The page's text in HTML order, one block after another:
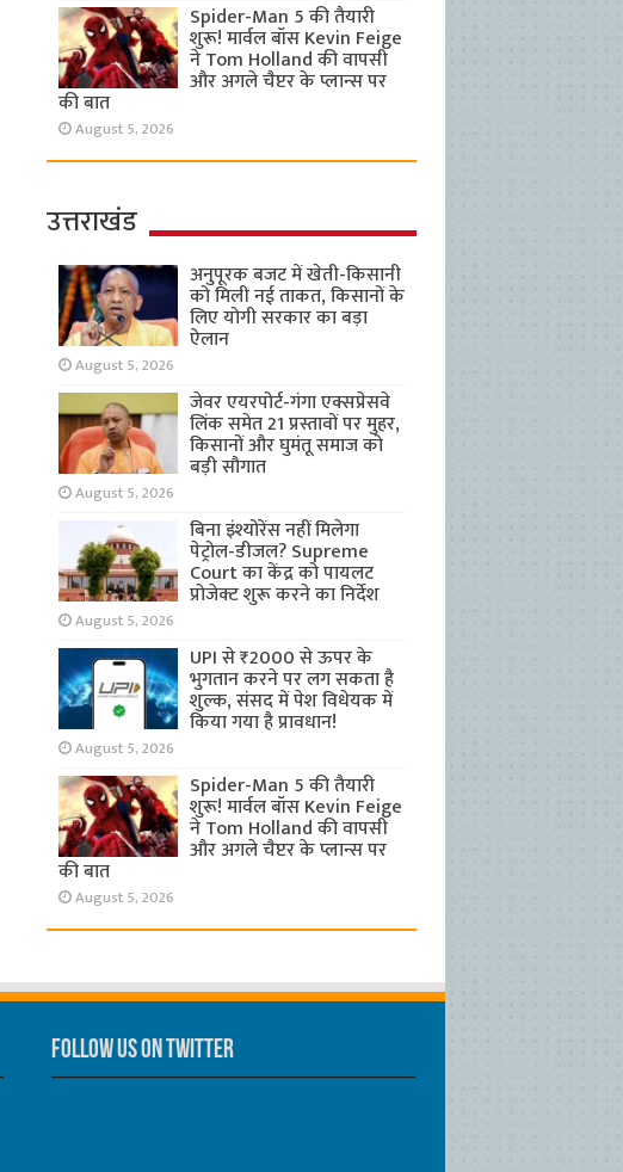
Spider-Man 5 की तैयारी
शुरू! मार्वल बॉस Kevin Feige
ने Tom Holland की वापसी
और अगले चैप्टर के प्लान्स पर
की बात
August 5, 2026
उत्तराखंड
अनुपूरक बजट में खेती-किसानी
को मिली नई ताकत, किसानों के
लिए योगी सरकार का बड़ा
ऐलान
August 5, 2026
जेवर एयरपोर्ट-गंगा एक्सप्रेसवे
लिंक समेत 21 प्रस्तावों पर मुहर,
किसानों और घुमंतू समाज को
बड़ी सौगात
August 5, 2026
बिना इंश्योरेंस नहीं मिलेगा
पेट्रोल-डीजल? Supreme
Court का केंद्र को पायलट
प्रोजेक्ट शुरू करने का निर्देश
August 5, 2026
UPI से ₹2000 से ऊपर के
भुगतान करने पर लग सकता है
शुल्क, संसद में पेश विधेयक में
किया गया है प्रावधान!
August 5, 2026
Spider-Man 5 की तैयारी
शुरू! मार्वल बॉस Kevin Feige
ने Tom Holland की वापसी
और अगले चैप्टर के प्लान्स पर
की बात
August 5, 2026
Follow us on Twitter